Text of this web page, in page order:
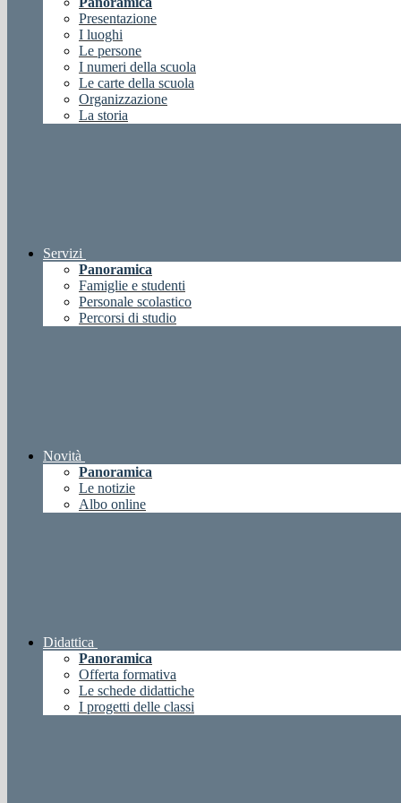
Presentazione
I luoghi
Le persone
I numeri della scuola
Le carte della scuola
Organizzazione
La storia
Servizi
Panoramica
Famiglie e studenti
Personale scolastico
Percorsi di studio
Novità
Panoramica
Le notizie
Albo online
Didattica
Panoramica
Offerta formativa
Le schede didattiche
I progetti delle classi